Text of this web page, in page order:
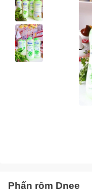
Phấn rôm Dnee